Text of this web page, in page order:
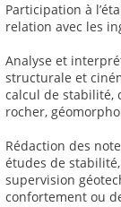
Participation à
relation avec les
Analyse et
structurale et
calcul de stabilité,
rocher,
Rédaction des
études de
supervision
confortement ou